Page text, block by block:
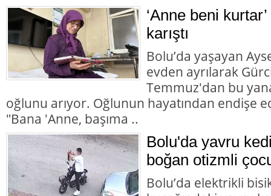
‘Anne beni
karıştı
Bolu’da yaşayan
evden ayrılarak
Temmuz'dan bu
oğlunu arıyor. Oğlunun hayatından endişe
"Bana 'Anne, başıma ..
Bolu'da yavru
boğan otizmli
Bolu’da elektrikli